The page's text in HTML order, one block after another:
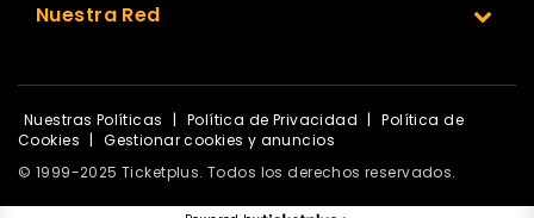
Nuestra Red
Nuestras Políticas | Política de Privacidad |
Política de
Cookies |
Gestionar cookies y anuncios
© 1999-2025 Ticketplus. Todos los derechos reservados.